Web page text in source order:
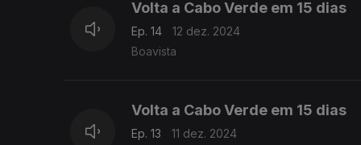
Volta a Cabo Verde em 15 dias
Ep. 14
12 dez. 2024
Boavista
Volta a Cabo Verde em 15 dias
Ep. 13
11 dez. 2024